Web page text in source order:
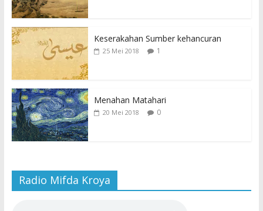
Keserakahan Sumber kehancuran
25 Mei 2018 1
Menahan Matahari
20 Mei 2018 0
Radio Mifda Kroya